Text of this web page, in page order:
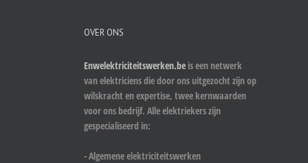
OVER ONS
Enwelektriciteitswerken.be is een netwerk
van elektriciens die door ons uitgezocht zijn op
wilskracht en expertise, twee kernwaarden
voor ons bedrijf. Alle elektriekers zijn
gespecialiseerd in:
- Algemene elektriciteitswerken